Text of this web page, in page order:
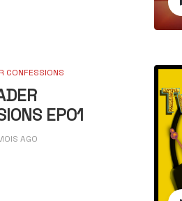
CONFESSIONS
EP01
AGO